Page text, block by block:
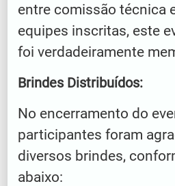
entre comissão técnica
equipes inscritas, este
foi verdadeiramente
Brindes Distribuídos:
No encerramento do
participantes foram
diversos brindes,
abaixo: